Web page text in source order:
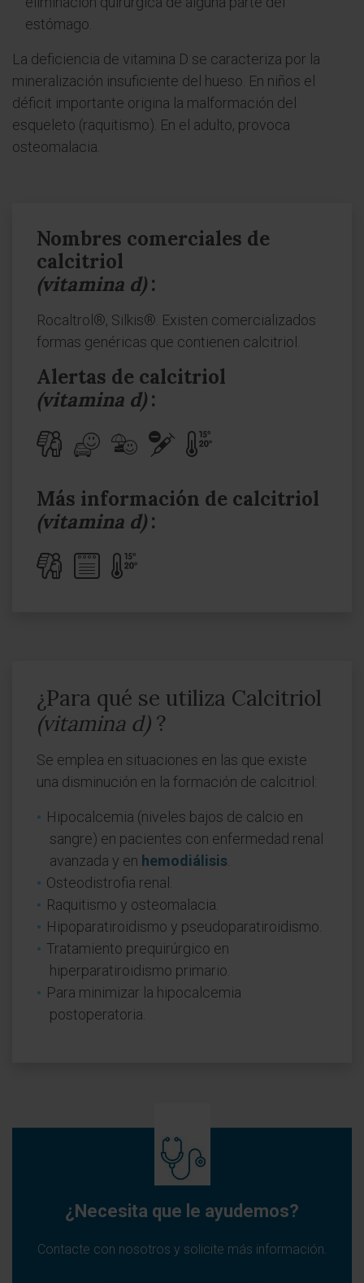
estómago.
La deficiencia de vitamina D se caracteriza por la
mineralización insuficiente del hueso. En niños el
déficit importante origina la malformación del
esqueleto (raquitismo). En el adulto, provoca
osteomalacia.
Nombres comerciales de
calcitriol
(vitamina d):
Rocaltrol®, Silkis®. Existen comercializados
formas genéricas que contienen calcitriol.
Alertas de calcitriol
(vitamina d):
Más información de calcitriol
(vitamina d):
¿Para qué se utiliza Calcitriol
(vitamina d) ?
Se emplea en situaciones en las que existe
una disminución en la formación de calcitriol:
Hipocalcemia (niveles bajos de calcio en
sangre) en pacientes con enfermedad renal
avanzada y en hemodiálisis
Osteodistrofia renal.
Raquitismo y osteomalacia.
Hipoparatiroidismo y pseudoparatiroidismo.
Tratamiento prequirúrgico en
hiperparatiroidismo primario.
Para minimizar la hipocalcemia
postoperatoria.
¿Necesita que le ayudemos?
Contacte con nosotros y solicite más información.